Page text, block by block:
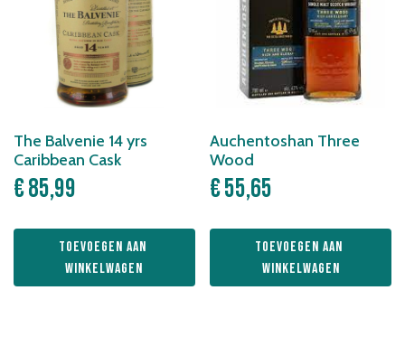
The Balvenie 14 yrs
Caribbean Cask
€85,99
Toevoegen aan
winkelwagen
Auchentoshan Three
Wood
€55,65
Toevoegen aan
winkelwagen